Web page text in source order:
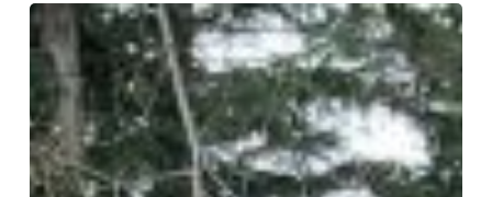
Une
table
géante
pour
passer
un
bon
moment